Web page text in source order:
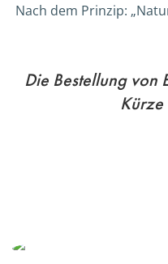
Nach dem Prinzip:
Die Bestellung von